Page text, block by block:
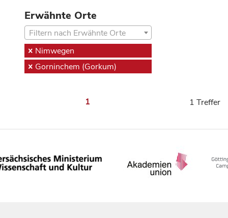
Erwähnte Orte
Filtern nach Erwähnte Orte
Nimwegen
Gorninchem (Gorkum)
1 1 Treffer